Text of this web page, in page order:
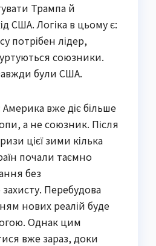
Трампа й
США. Логіка в цьому є:
потрібен лідер,
союзники.
були США.
Америка вже діє більше
а не союзник. Після
цієї зими кілька
почали таємно
без
Перебудова
нових реалій буде
Однак цим
вже зараз, доки